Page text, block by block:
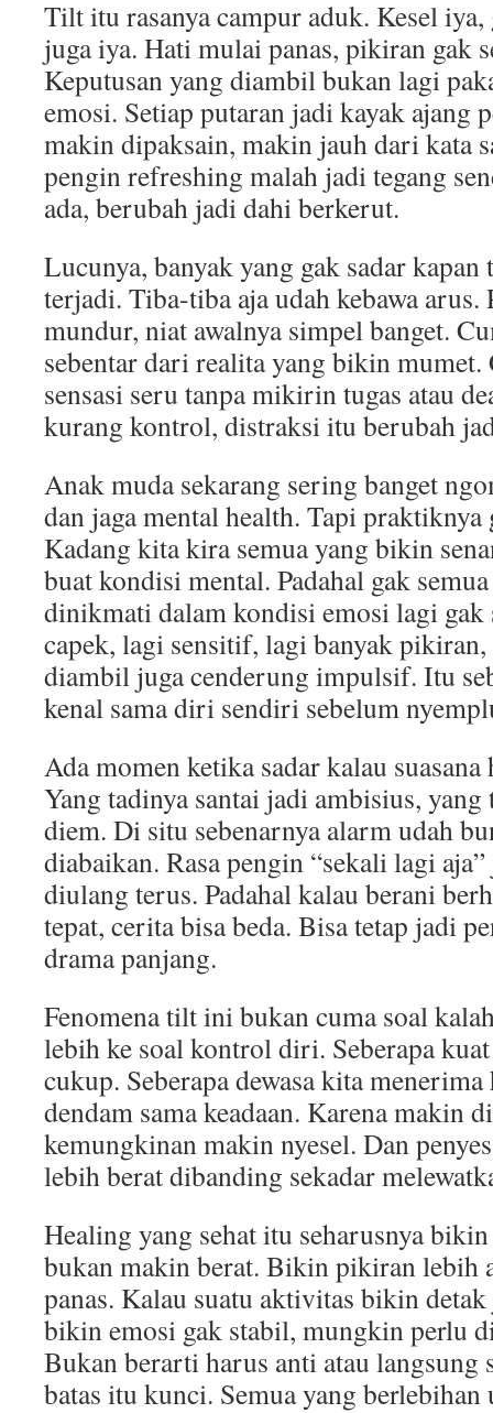
Tilt itu rasanya campur aduk. Kesel iya,
juga iya. Hati mulai panas, pikiran gak
Keputusan yang diambil bukan lagi
emosi. Setiap putaran jadi kayak ajang
makin dipaksain, makin jauh dari kata
pengin refreshing malah jadi tegang
ada, berubah jadi dahi berkerut.
Lucunya, banyak yang gak sadar
terjadi. Tiba-tiba aja udah kebawa
mundur, niat awalnya simpel banget.
sebentar dari realita yang bikin mumet.
sensasi seru tanpa mikirin tugas atau
kurang kontrol, distraksi itu berubah
Anak muda sekarang sering banget
dan jaga mental health. Tapi praktiknya
Kadang kita kira semua yang bikin
buat kondisi mental. Padahal gak
dinikmati dalam kondisi emosi lagi
capek, lagi sensitif, lagi banyak pikiran,
diambil juga cenderung impulsif. Itu
kenal sama diri sendiri sebelum
Ada momen ketika sadar kalau
Yang tadinya santai jadi ambisius, yang
diem. Di situ sebenarnya alarm udah
diabaikan. Rasa pengin “sekali lagi
diulang terus. Padahal kalau berani
tepat, cerita bisa beda. Bisa tetap jadi
drama panjang.
Fenomena tilt ini bukan cuma soal
lebih ke soal kontrol diri. Seberapa
cukup. Seberapa dewasa kita
dendam sama keadaan. Karena makin
kemungkinan makin nyesel. Dan
lebih berat dibanding sekadar
Healing yang sehat itu seharusnya
bukan makin berat. Bikin pikiran lebih
panas. Kalau suatu aktivitas bikin
bikin emosi gak stabil, mungkin perlu
Bukan berarti harus anti atau langsung
batas itu kunci. Semua yang